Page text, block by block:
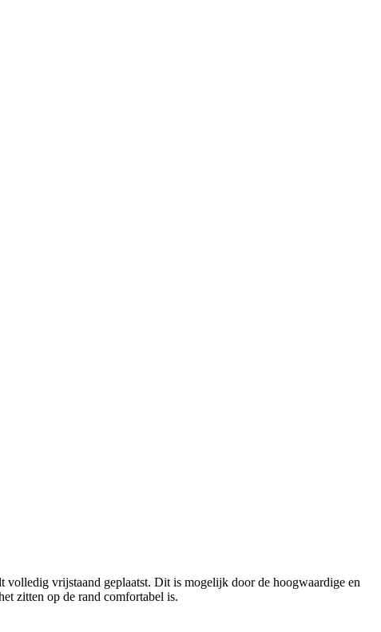
vrijstaand geplaatst. Dit is mogelijk door de hoogwaardige en
zitten op de rand comfortabel is.